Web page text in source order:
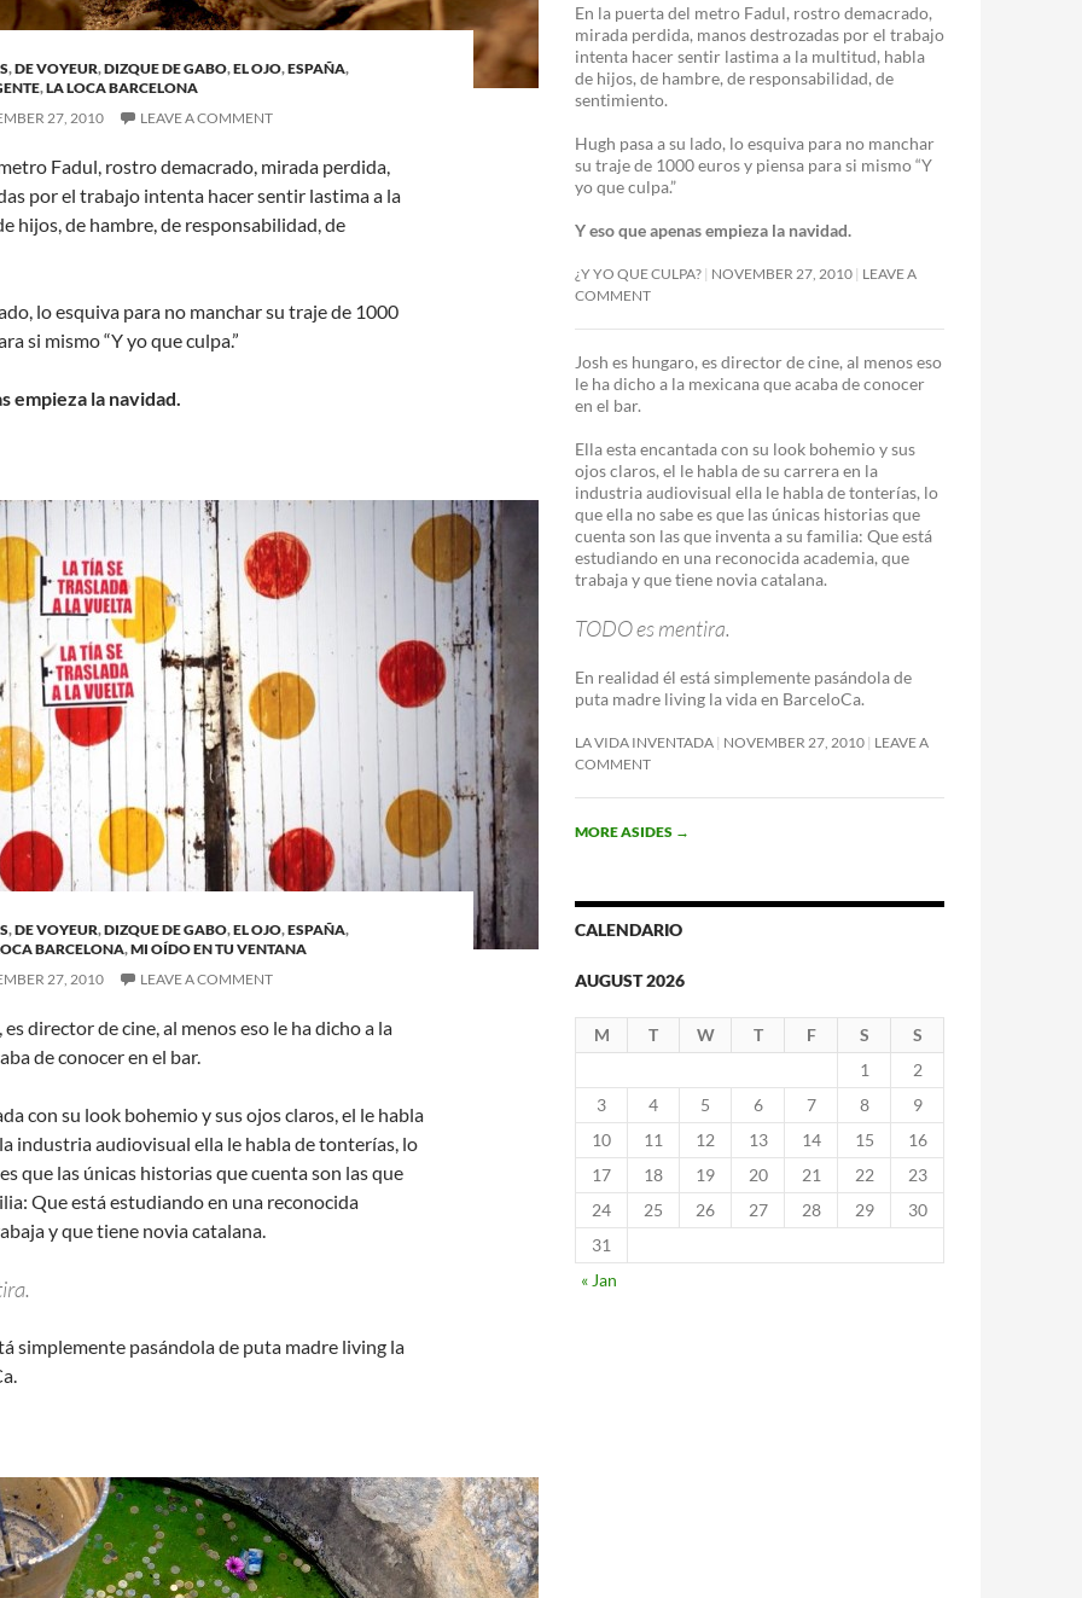
,DE VOYEUR,DIZQUE DE GABO,EL OJO,ESPAÑA,
,LA LOCA BARCELONA
27, 2010 LEAVE A COMMENT
Fadul, rostro demacrado, mirada perdida,
por el trabajo intenta hacer sentir lastima a la
hijos, de hambre, de responsabilidad, de
lo esquiva para no manchar su traje de 1000
si mismo “Y yo que culpa.”
empieza la navidad.
,DE VOYEUR,DIZQUE DE GABO,EL OJO,ESPAÑA,
BARCELONA,MI OÍDO EN TU VENTANA
27, 2010 LEAVE A COMMENT
es director de cine, al menos eso le ha dicho a la
de conocer en el bar.
con su look bohemio y sus ojos claros, el le habla
industria audiovisual ella le habla de tonterías, lo
que las únicas historias que cuenta son las que
Que está estudiando en una reconocida
y que tiene novia catalana.
simplemente pasándola de puta madre living la
En la puerta del metro Fadul, rostro demacrado,
mirada perdida, manos destrozadas por el trabajo
intenta hacer sentir lastima a la multitud, habla
de hijos, de hambre, de responsabilidad, de
sentimiento.
Hugh pasa a su lado, lo esquiva para no manchar
su traje de 1000 euros y piensa para si mismo “Y
yo que culpa.”
Y eso que apenas empieza la navidad.
¿Y YO QUE CULPA? NOVEMBER 27, 2010 LEAVE A
COMMENT
Josh es hungaro, es director de cine, al menos eso
le ha dicho a la mexicana que acaba de conocer
en el bar.
Ella esta encantada con su look bohemio y sus
ojos claros, el le habla de su carrera en la
industria audiovisual ella le habla de tonterías, lo
que ella no sabe es que las únicas historias que
cuenta son las que inventa a su familia: Que está
estudiando en una reconocida academia, que
trabaja y que tiene novia catalana.
TODO es mentira.
En realidad él está simplemente pasándola de
puta madre living la vida en BarceloCa.
LA VIDA INVENTADA NOVEMBER 27, 2010 LEAVE A
COMMENT
MORE ASIDES →
CALENDARIO
AUGUST 2026
M T W T F S
S
1
2
3
4 5 6 7 8
9
10
11 12 13 14 15
16
17
18 19 20 21 22
23
24
25 26 27 28 29
30
31
« Jan